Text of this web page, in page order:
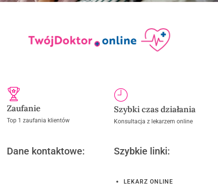
Zaufanie
Top 1 zaufania klientów
Szybki czas działania
Konsultacja z lekarzem online
Dane kontaktowe: Szybkie linki:
LEKARZ ONLINE